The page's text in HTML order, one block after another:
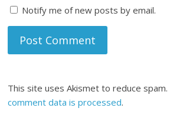
Notify me of new posts by email.
This site uses Akismet to reduce spam.
comment data is processed.